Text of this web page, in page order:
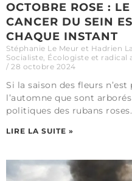
OCTOBRE ROSE :
CANCER DU SEIN
CHAQUE INSTANT
Stéphanie Le Meur et Hadrien
Socialiste, Écologiste et
28 octobre 2024
Si la saison des fleurs
l’automne que sont
politiques des rubans
LIRE LA SUITE »